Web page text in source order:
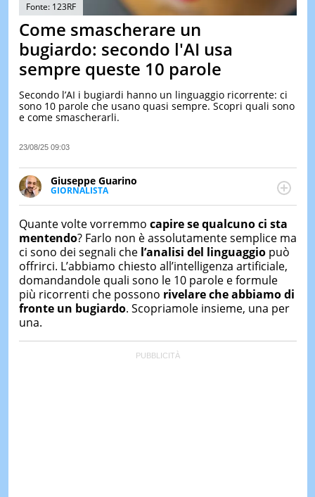
&
TEST
LE
DI
DI
IERI
Fonte: 123RF
Come smascherare un
bugiardo: secondo l'AI usa
sempre queste 10 parole
Secondo l’AI i bugiardi hanno un linguaggio ricorrente: ci
sono 10 parole che usano quasi sempre. Scopri quali sono
e come smascherarli.
23/08/25 09:03
Giuseppe Guarino
GIORNALISTA
Ph(D) in Diritto Comparato e processi di
particolare sulla Storia contemporanea di America
Latina e Spagna. Collabora con numerose testate ed
è presidente dell'Associazione Culturale "La
Biblioteca del Sannio".
Quante volte vorremmo capire se qualcuno ci sta
mentendo? Farlo non è assolutamente semplice ma
ci sono dei segnali che l’analisi del linguaggiopuò
offrirci. L’abbiamo chiesto all’intelligenza artificiale,
domandandole quali sono le 10 parole e formule
più ricorrenti che possono rivelare che abbiamo di
fronte un bugiardo. Scopriamole insieme, una per
una.